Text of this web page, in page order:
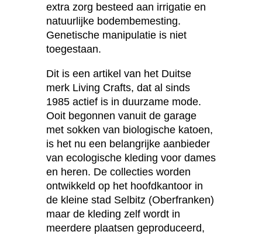
extra zorg besteed aan irrigatie en
natuurlijke bodembemesting.
Genetische manipulatie is niet
toegestaan.
Dit is een artikel van het Duitse
merk Living Crafts, dat al sinds
1985 actief is in duurzame mode.
Ooit begonnen vanuit de garage
met sokken van biologische katoen,
is het nu een belangrijke aanbieder
van ecologische kleding voor dames
en heren. De collecties worden
ontwikkeld op het hoofdkantoor in
de kleine stad Selbitz (Oberfranken)
maar de kleding zelf wordt in
meerdere plaatsen geproduceerd,